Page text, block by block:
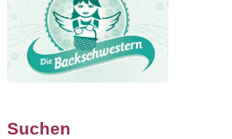
Suchen